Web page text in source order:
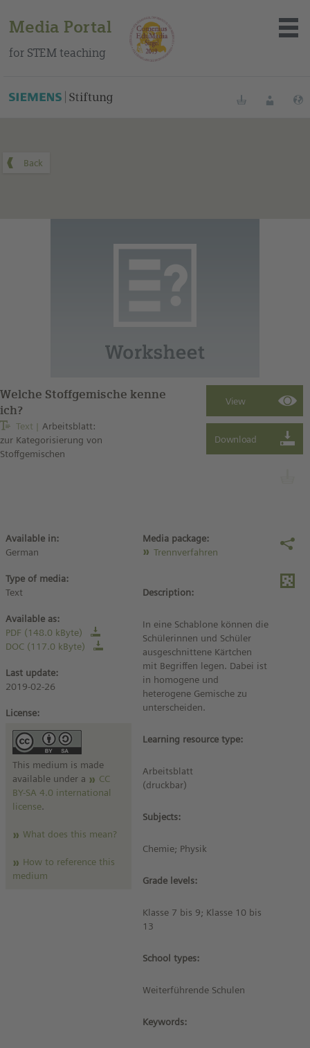
Media Portal
for STEM teaching
About the portal
BookmarksLogin
Welche Stoffgemische kenne
ich?
Text
Arbeitsblatt:
zur Kategorisierung von
Stoffgemischen
Available in:
German
Type of media:
Text
Available as:
PDF (148.0 kByte)
DOC (117.0 kByte)
Last update:
2019-02-26
License:
This medium is made
available under a
CC
BY-SA 4.0 international
license.
What does this mean?
How to reference this
medium
Media package:
Trennverfahren
Description:
In eine Schablone können die
Schülerinnen und Schüler
ausgeschnittene Kärtchen
mit Begriffen legen. Dabei ist
in homogene und
heterogene Gemische zu
unterscheiden.
Learning resource type:
Arbeitsblatt
(druckbar)
Subjects:
Chemie; Physik
Grade levels:
Klasse 7 bis 9; Klasse 10 bis
13
School types:
Weiterführende Schulen
Keywords:
You can find this medium on our Spanish education portal